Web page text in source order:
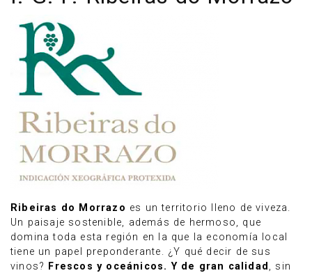
Anúnciate
Ribeiras do Morrazo es un territorio lleno de viveza.
Un paisaje sostenible, además de hermoso, que
domina toda esta región en la que la economía local
tiene un papel preponderante. ¿Y qué decir de sus
vinos? Frescos y oceánicos. Y de gran calidad , sin